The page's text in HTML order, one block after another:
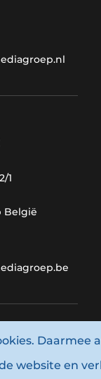
1
België
2026
Daarmee
website en